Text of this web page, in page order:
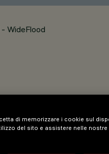
- WideFlood
di memorizzare i cookie sul
del sito e assistere nelle nostre